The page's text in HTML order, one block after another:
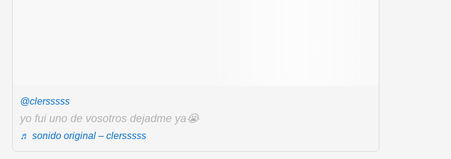
@clersssss
yo fui uno de vosotros dejadme ya😭
♬ sonido original – clersssss